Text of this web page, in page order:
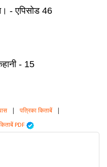
- एपिसोड 46
- 15
| पत्रिका किताबें |
PDF